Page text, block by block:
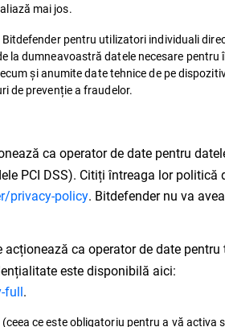
mai jos.
pentru utilizatori individuali
la dumneavoastră datele necesare
și anumite date tehnice de pe
de prevenție a fraudelor.
ca operator de date pentru
PCI DSS). Citiți întreaga lor
privacy-policy. Bitdefender nu va
ca operator de date
este disponibilă aici:
full.
ce este obligatoriu pentru a vă activa